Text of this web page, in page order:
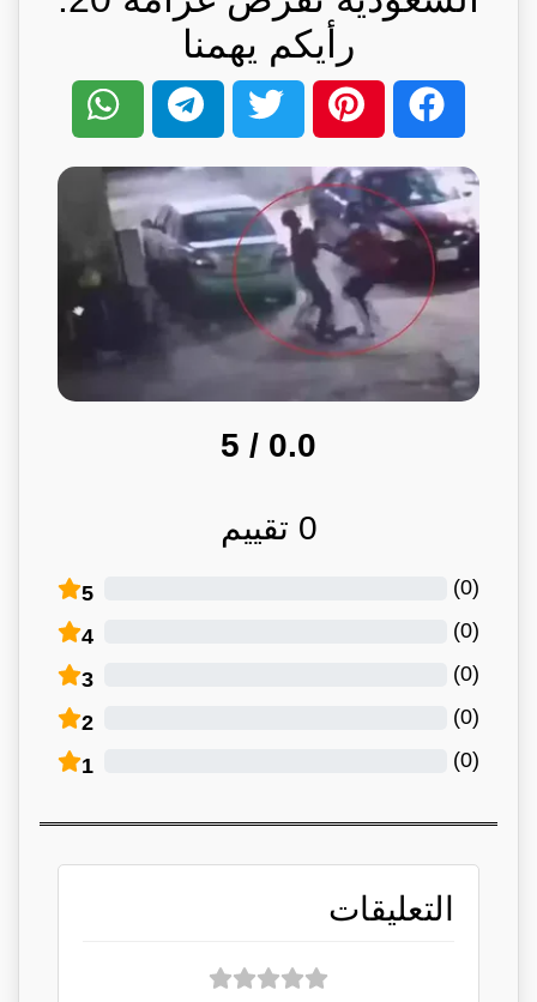
رأيكم يهمنا
0.0
/ 5
0 تقييم
5 (
0
)
4 (
0
)
3 (
0
)
2 (
0
)
1 (
0
)
التعليقات